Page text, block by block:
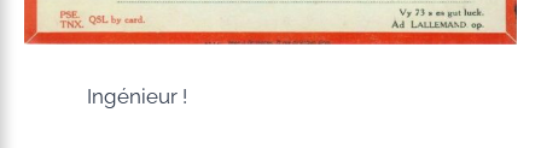
Ingénieur !